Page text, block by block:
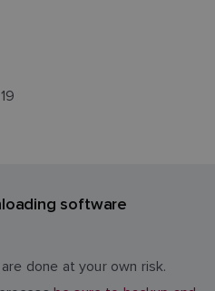
software
done at your own risk.